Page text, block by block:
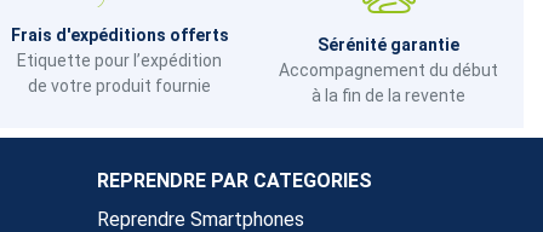
Frais d'expéditions offerts
Etiquette pour l’expédition
de votre produit fournie
Sérénité garantie
Accompagnement du début
à la fin de la revente
REPRENDRE PAR CATEGORIES
Reprendre Smartphones